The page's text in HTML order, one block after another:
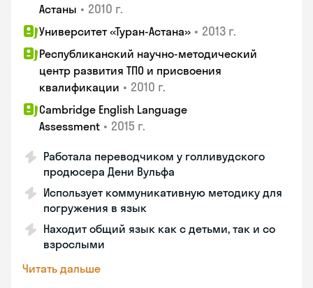
Астаны • 2010 г.
Университет «Туран-Астана» • 2013 г.
Республиканский научно-методический
центр развития ТПО и присвоения
квалификации • 2010 г.
Cambridge English Language
Assessment • 2015 г.
Работала переводчиком у голливудского
продюсера Дени Вульфа
Использует коммуникативную методику для
погружения в язык
Находит общий язык как с детьми, так и со
взрослыми
Читать дальше